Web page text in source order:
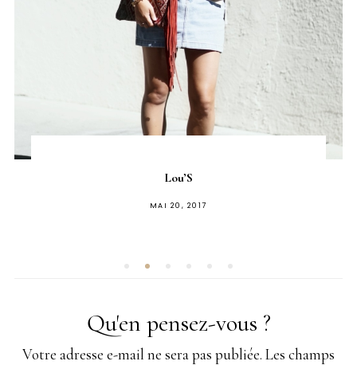
Lou’S
PUBLIÉ
MAI 20, 2017
Qu'en pensez-vous ?
Votre adresse e-mail ne sera pas publiée. Les champs